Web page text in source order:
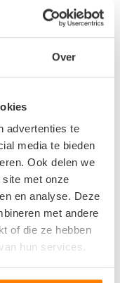
Over
advertenties te
media te bieden
Ook delen we
met onze
en analyse. Deze
met andere
of die ze hebben
hun services.
technickou a
Většina
někdy dokonce do
Kontaktujte,
ně vysokou cenu?
hodně peněz.